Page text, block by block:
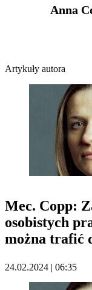
Anna
Artykuły autora
Mec. Copp:
osobistych
można trafić
24.02.2024 | 06:35